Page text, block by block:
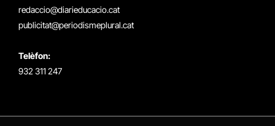
redaccio@diarieducacio.cat
publicitat@periodismeplural.cat
Telèfon:
932 311 247